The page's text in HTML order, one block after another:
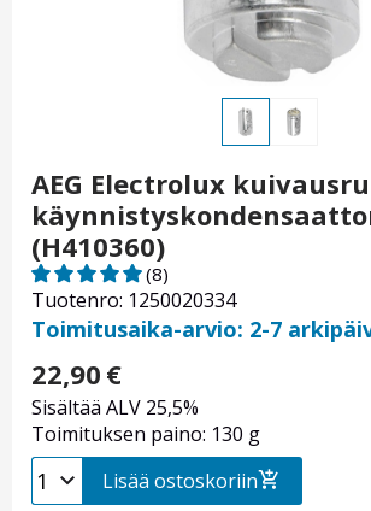
AEG Electrolux
(H410360)
Tuotenro: 1250020334
(8)
Toimitusaika-arvio: 2-7
22,90 €
Sisältää ALV 25,5%
Toimituksen paino: 130 g
Lisää ostoskoriin